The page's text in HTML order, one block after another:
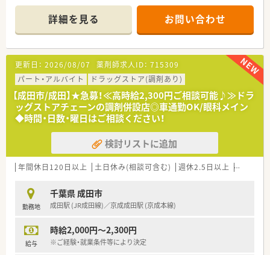
＊------------------------------------------＊
【店舗情報と応需状況について】
■成田駅から車で9分ほどの場所にある、大型ショッピングモー
ル内に位置しており仕事帰りのお買い物にも非常に便利な立地
です。
■主に近隣の眼科クリニックから処方箋を受け付けており、眼科
領域における専門的な知識を集中的に習得することが可能な環
境です。
■平日は20時まで営業していますが、木曜日や週末は午後の受
付時間が調整されているため、メリハリをつけて勤務いただけま
す。
【法人特徴について】
■1935年創業の歴史ある組織であり、調剤薬局やドラッグスト
アなど複数の業態を展開しているため、経営基盤が非常に安定し
■ウエルシアグループの一員となったことで、持株制度や社員割
引などの福利厚生がさらに充実し、長く働ける安心感が増してい
ます。
望に応じて勤務スタイルや配属先を柔軟に相談できる仕組みが
あります。
詳細を見る お問い合わせ
更新日： 2026/08/07 薬剤師求人ID： 715309
パート・アルバイト
ドラッグストア(調剤あり)
【成田市/成田】★急募！≪高時給2,300円ご相談可能♪≫ドラ
ッグストアチェーンの調剤併設店◎車通勤OK/眼科メイン
◆時間・日数・曜日はご相談ください！
検討リストに追加
年間休日120日以上 土日休み(相談可含む) 週休2.5日以上 週32h以
勤務地
千葉県 成田市
成田駅 (JR成田線)／京成成田駅 (京成本線)
給与
時給2,000円～2,300円
※ご経験・就業条件等により決定